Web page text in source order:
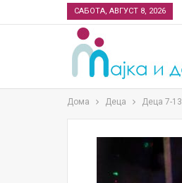
САБОТА, АВГУСТ 8, 2026
Дома Деца Деца 7-13